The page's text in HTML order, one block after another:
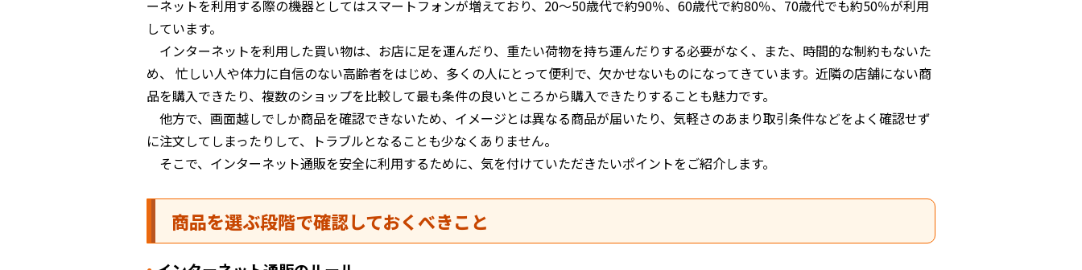
ーネットを利用する際の機器としてはスマートフォンが増えており、20～50歳代で約90％、60歳代で約80％、70歳代でも約50％が利用
しています。
インターネットを利用した買い物は、お店に足を運んだり、重たい荷物を持ち運んだりする必要がなく、また、時間的な制約もないた
め、 忙しい人や体力に自信のない高齢者をはじめ、多くの人にとって便利で、欠かせないものになってきています。近隣の店舗にない商
品を購入できたり、複数のショップを比較して最も条件の良いところから購入できたりすることも魅力です。
他方で、画面越しでしか商品を確認できないため、イメージとは異なる商品が届いたり、気軽さのあまり取引条件などをよく確認せず
に注文してしまったりして、トラブルとなることも少なくありません。
そこで、インターネット通販を安全に利用するために、気を付けていただきたいポイントをご紹介します。
商品を選ぶ段階で確認しておくべきこと